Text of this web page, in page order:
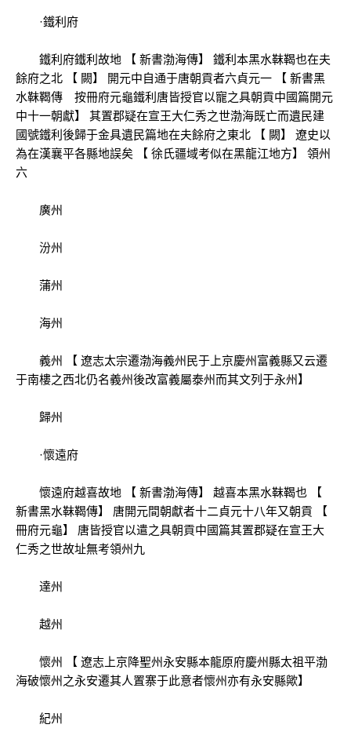
·鐵利府
鐵利府鐵利故地 【 新書渤海傳】 鐵利本黑水靺鞨也在夫
餘府之北 【 闕】 開元中自通于唐朝貢者六貞元一 【 新書黑
水靺鞨傳 按冊府元龜鐵利唐皆授官以寵之具朝貢中國篇開元
中十一朝獻】 其置郡疑在宣王大仁秀之世渤海既亡而遺民建
國號鐵利後歸于金具遺民篇地在夫餘府之東北 【 闕】 遼史以
為在漢襄平各縣地誤矣 【 徐氏疆域考似在黑龍江地方】 領州
六
廣州
汾州
蒲州
海州
義州 【 遼志太宗遷渤海義州民于上京慶州富義縣又云遷
于南樓之西北仍名義州後改富義屬泰州而其文列于永州】
歸州
·懷遠府
懷遠府越喜故地 【 新書渤海傳】 越喜本黑水靺鞨也 【
新書黑水靺鞨傳】 唐開元間朝獻者十二貞元十八年又朝貢 【
冊府元龜】 唐皆授官以遣之具朝貢中國篇其置郡疑在宣王大
仁秀之世故址無考領州九
達州
越州
懷州 【 遼志上京降聖州永安縣本龍原府慶州縣太祖平渤
海破懷州之永安遷其人置寨于此意者懷州亦有永安縣歟】
紀州